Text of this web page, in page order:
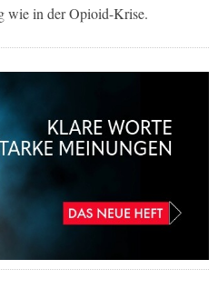
wie in der Opioid-Krise.